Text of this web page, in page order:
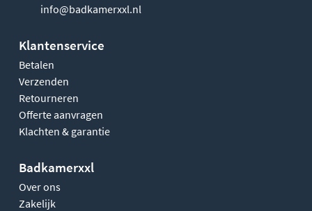
info@badkamerxxl.nl
Klantenservice
Betalen
Verzenden
Retourneren
Offerte aanvragen
Klachten & garantie
Badkamerxxl
Over ons
Zakelijk